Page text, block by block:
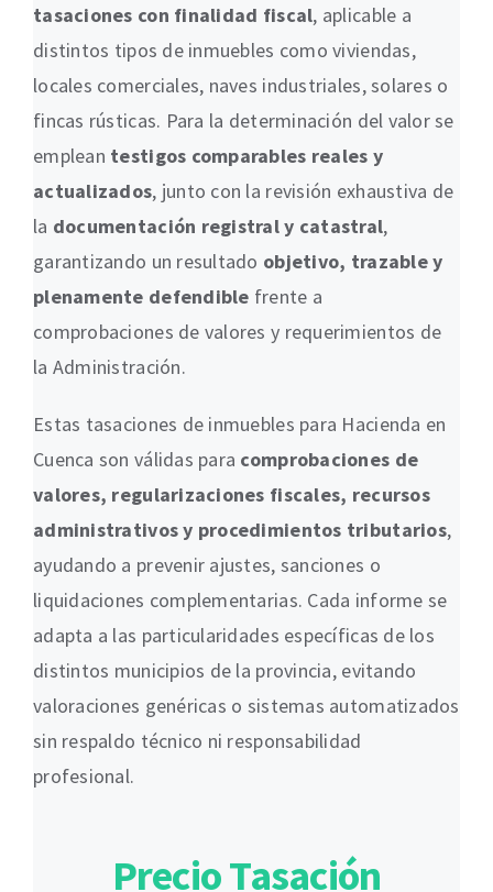
tasaciones con finalidad fiscal, aplicable a
distintos tipos de inmuebles como viviendas,
locales comerciales, naves industriales, solares o
fincas rústicas. Para la determinación del valor se
emplean testigos comparables reales y
actualizados, junto con la revisión exhaustiva de
la documentación registral y catastral,
garantizando un resultado objetivo, trazable y
plenamente defendible frente a
comprobaciones de valores y requerimientos de
la Administración.
Estas tasaciones de inmuebles para Hacienda en
Cuenca son válidas para comprobaciones de
valores, regularizaciones fiscales, recursos
administrativos y procedimientos tributarios,
ayudando a prevenir ajustes, sanciones o
liquidaciones complementarias. Cada informe se
adapta a las particularidades específicas de los
distintos municipios de la provincia, evitando
valoraciones genéricas o sistemas automatizados
sin respaldo técnico ni responsabilidad
profesional.
Precio Tasación